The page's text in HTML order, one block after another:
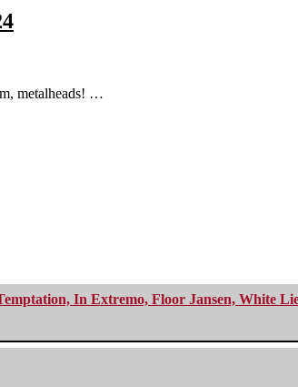
metalheads! …
In Extremo, Floor Jansen, White